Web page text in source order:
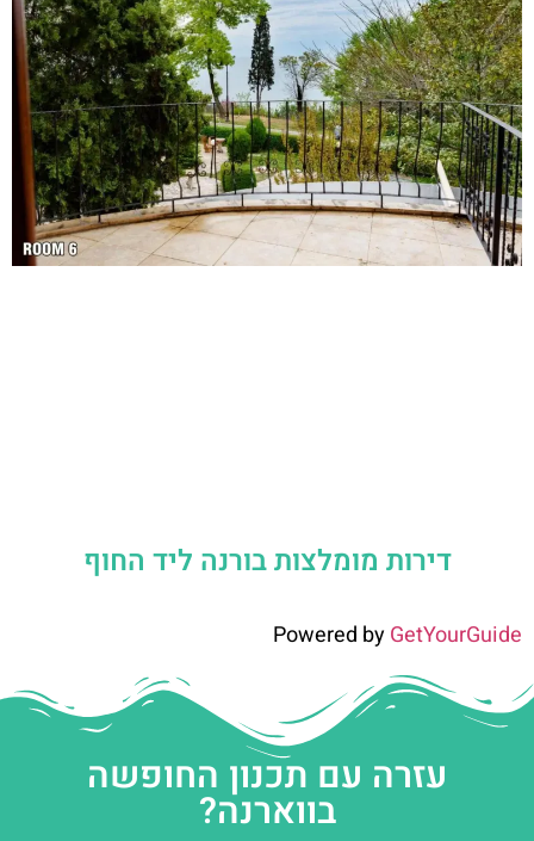
דירות מומלצות בורנה ליד החוף
Powered byGetYourGuide
עזרה עם תכנון החופשה
בווארנה?